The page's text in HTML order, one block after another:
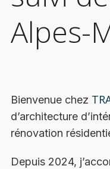
Alpes-
Bienvenue chez
d’architecture
rénovation
Depuis 2024,